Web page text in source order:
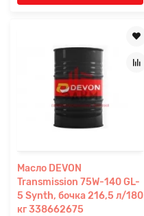
Масло DEVON
Transmission 75W-140 GL-
5 Synth, бочка 216,5 л/180
кг 338662675